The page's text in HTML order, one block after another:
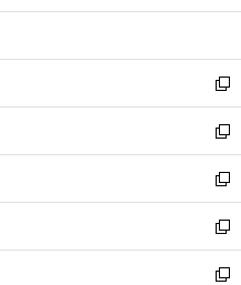
開
ウ
開
く
ン
ウ
で
開
く
ウ
ン
ド
ウ
で
開
く
新
し
い
ウ
ィ
ン
ド
ウ
で
新
し
い
ウ
ィ
ン
ド
新
し
い
ウ
ィ
新
し
い
新